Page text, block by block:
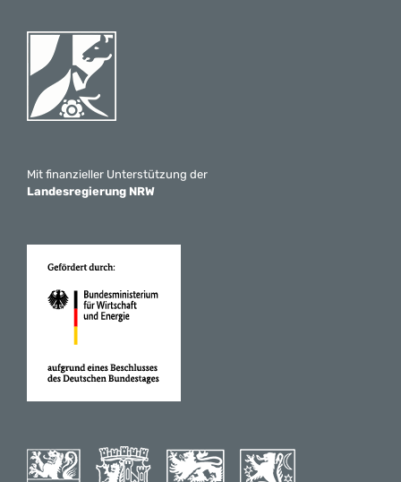
Mit finanzieller Unterstützung der
Landesregierung NRW